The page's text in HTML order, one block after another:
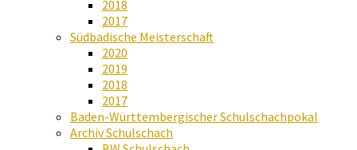
2018
2017
Südbadische Meisterschaft
2020
2019
2018
2017
Baden-Württembergischer Schulschachpokal
Archiv Schulschach